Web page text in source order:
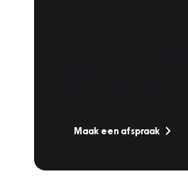
Maak een afspraak